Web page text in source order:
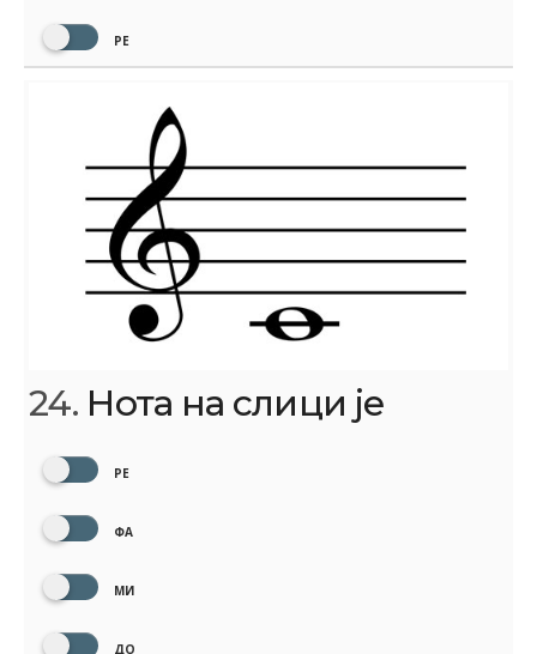
РЕ
24. Нота на слици је
РЕ
ФА
МИ
ДО